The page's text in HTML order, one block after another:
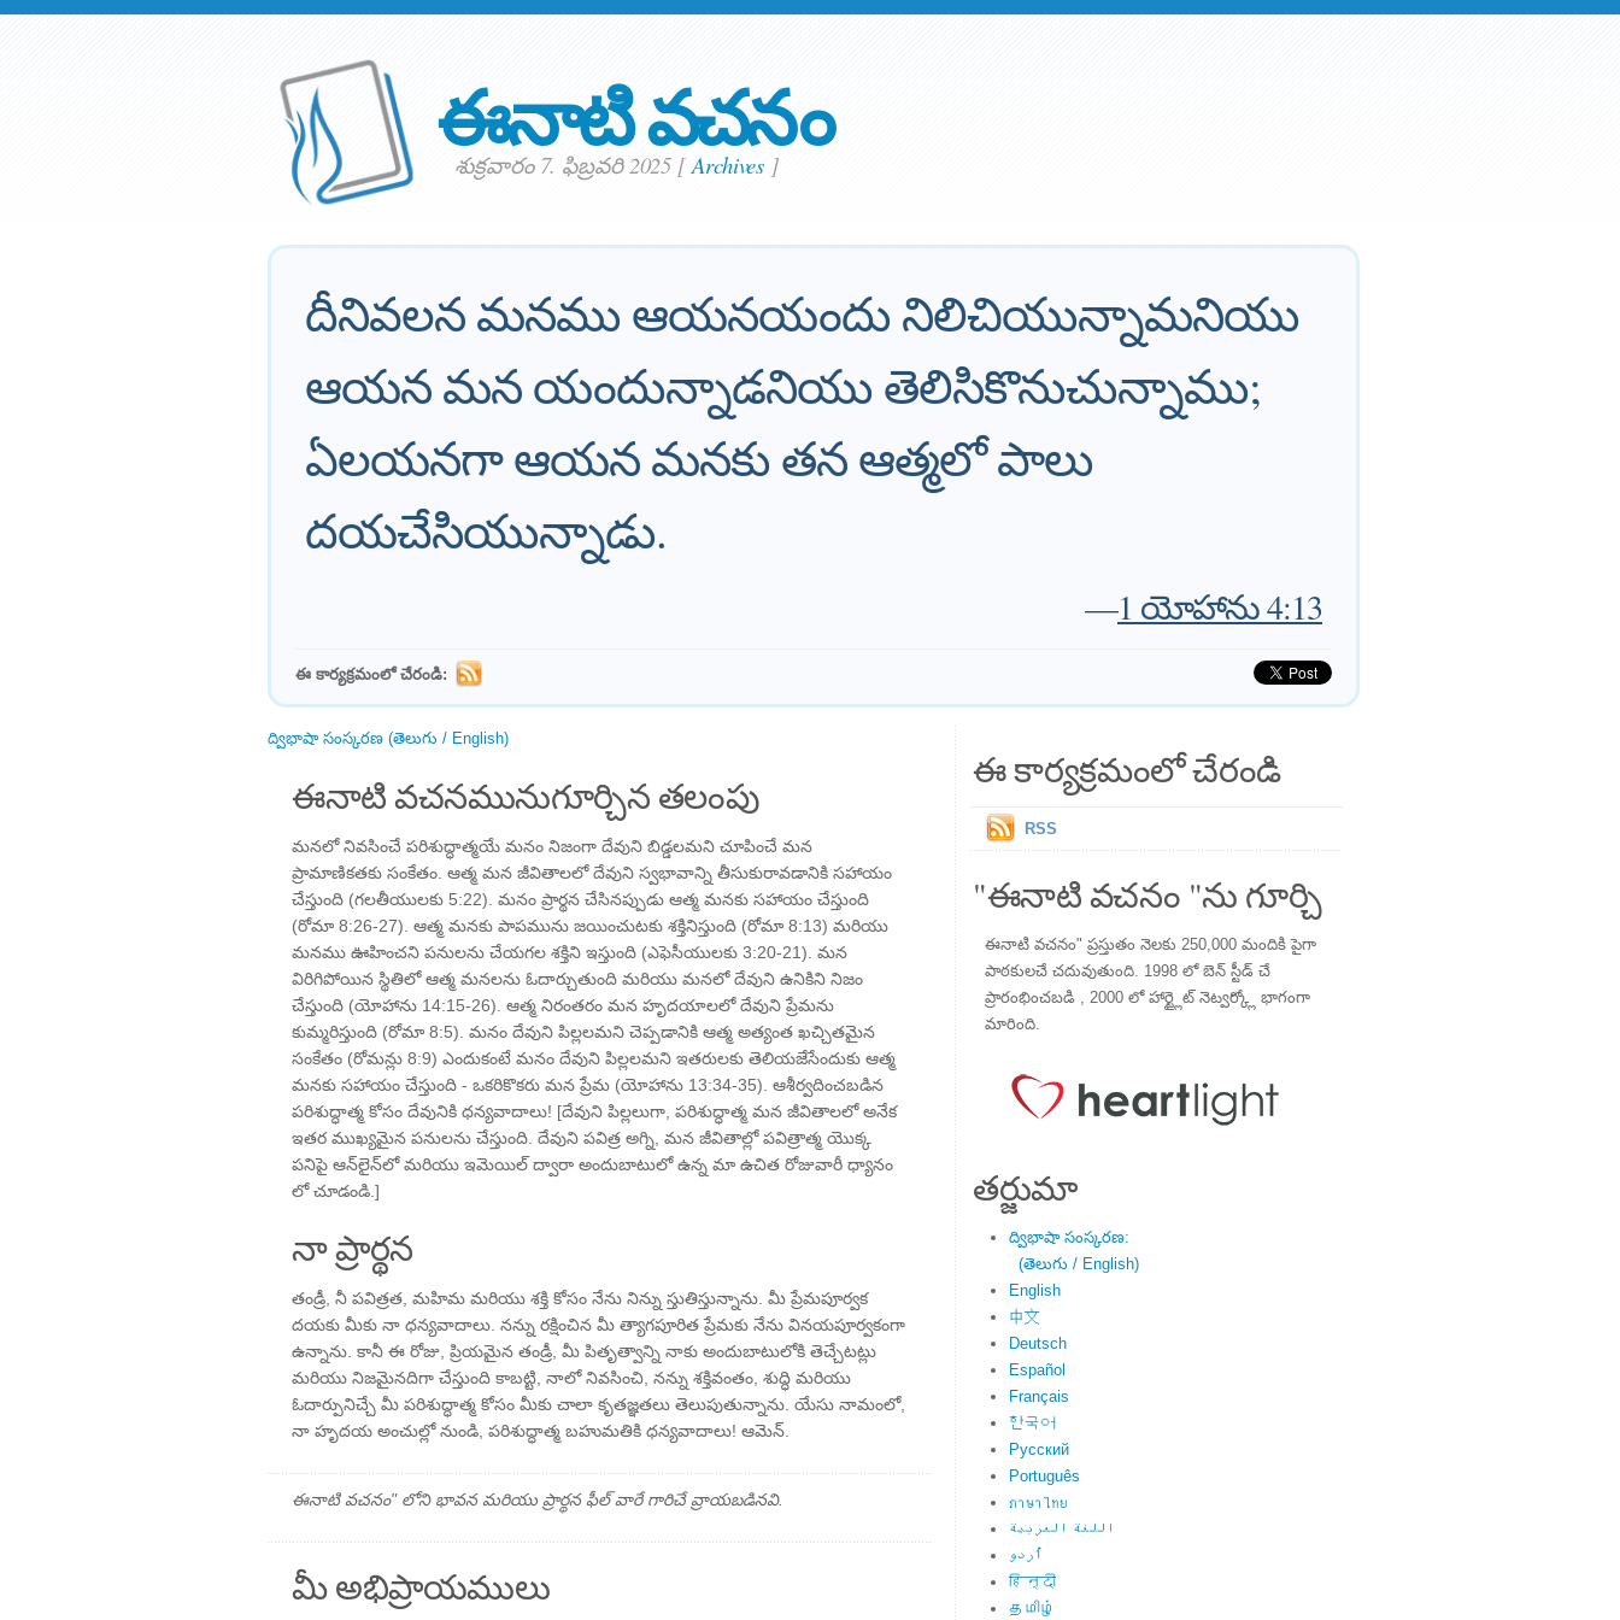
ఈనాటి వచనం
శుక్రవారం 7. ఫిబ్రవరి 2025 [Archives ]
దీనివలన మనము ఆయనయందు నిలిచియున్నామనియు
ఆయన మన యందున్నాడనియు తెలిసికొనుచున్నాము;
ఏలయనగా ఆయన మనకు తన ఆత్మలో పాలు
దయచేసియున్నాడు.
—1 యోహాను 4:13
ఈ కార్యక్రమంలో చేరండి:
ద్విభాషా సంస్కరణ (తెలుగు / English)
ఈనాటి వచనమునుగూర్చిన తలంపు
మనలో నివసించే పరిశుద్ధాత్మయే మనం నిజంగా దేవుని బిడ్డలమని చూపించే మన
ప్రామాణికతకు సంకేతం. ఆత్మ మన జీవితాలలో దేవుని స్వభావాన్ని తీసుకురావడానికి సహాయం
చేస్తుంది (గలతీయులకు 5:22). మనం ప్రార్థన చేసినప్పుడు ఆత్మ మనకు సహాయం చేస్తుంది
(రోమా 8:26-27). ఆత్మ మనకు పాపమును జయించుటకు శక్తినిస్తుంది (రోమా ​​8:13) మరియు
మనము ఊహించని పనులను చేయగల శక్తిని ఇస్తుంది (ఎఫెసీయులకు 3:20-21). మన
విరిగిపోయిన స్థితిలో ఆత్మ మనలను ఓదార్చుతుంది మరియు మనలో దేవుని ఉనికిని నిజం
చేస్తుంది (యోహాను 14:15-26). ఆత్మ నిరంతరం మన హృదయాలలో దేవుని ప్రేమను
కుమ్మరిస్తుంది (రోమా 8:5). మనం దేవుని పిల్లలమని చెప్పడానికి ఆత్మ అత్యంత ఖచ్చితమైన
సంకేతం (రోమన్లు ​​​​8:9) ఎందుకంటే మనం దేవుని పిల్లలమని ఇతరులకు తెలియజేసేందుకు ఆత్మ
మనకు సహాయం చేస్తుంది - ఒకరికొకరు మన ప్రేమ (యోహాను 13:34-35). ఆశీర్వదించబడిన
పరిశుద్ధాత్మ కోసం దేవునికి ధన్యవాదాలు! [దేవుని పిల్లలుగా, పరిశుద్ధాత్మ మన జీవితాలలో అనేక
ఇతర ముఖ్యమైన పనులను చేస్తుంది. దేవుని పవిత్ర అగ్ని, మన జీవితాల్లో పవిత్రాత్మ యొక్క
పనిపై ఆన్‌లైన్‌లో మరియు ఇమెయిల్ ద్వారా అందుబాటులో ఉన్న మా ఉచిత రోజువారీ ధ్యానం
లో చూడండి.]
నా ప్రార్థన
తండ్రీ, నీ పవిత్రత, మహిమ మరియు శక్తి కోసం నేను నిన్ను స్తుతిస్తున్నాను. మీ ప్రేమపూర్వక
దయకు మీకు నా ధన్యవాదాలు. నన్ను రక్షించిన మీ త్యాగపూరిత ప్రేమకు నేను వినయపూర్వకంగా
ఉన్నాను. కానీ ఈ రోజు, ప్రియమైన తండ్రీ, మీ పితృత్వాన్ని నాకు అందుబాటులోకి తెచ్చేటట్లు
మరియు నిజమైనదిగా చేస్తుంది కాబట్టి, నాలో నివసించి, నన్ను శక్తివంతం, శుద్ధి మరియు
ఓదార్పునిచ్చే మీ పరిశుద్ధాత్మ కోసం మీకు చాలా కృతజ్ఞతలు తెలుపుతున్నాను. యేసు నామంలో,
నా హృదయ అంచుల్లో నుండి, పరిశుద్ధాత్మ బహుమతికి ధన్యవాదాలు! ఆమెన్.
ఈనాటి వచనం" లోని భావన మరియు ప్రార్థన ఫీల్ వారే గారిచే వ్రాయబడినవి.
మీ అభిప్రాయములు
ఈ కార్యక్రమంలో చేరండి
RSS
"ఈనాటి వచనం "ను గూర్చి
ఈనాటి వచనం" ప్రస్తుతం నెలకు 250,000 మందికి పైగా
పాఠకులచే చదువుతుంది. 1998 లో బెన్ స్టీడ్ చే
ప్రారంభించబడి , 2000 లో హార్ట్లైట్ నెట్వర్క్లో భాగంగా
మారింది.
తర్జుమా
ద్విభాషా సంస్కరణ:
(తెలుగు / English)
English
中文
Deutsch
Español
Français
한국어
Русский
Português
ภาษาไทย
اللغة العربية
اُردو
हिन्दी
தமிழ்